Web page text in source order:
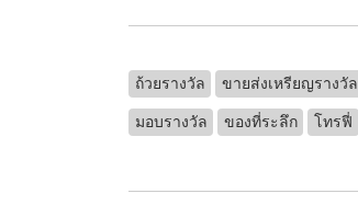
ถ้วยรางวัล ขายส่งเหรียญรางวัล
มอบรางวัล
ของที่ระลึก โทรฟี่